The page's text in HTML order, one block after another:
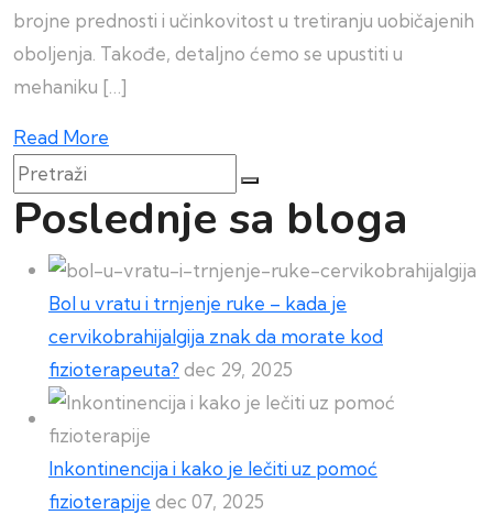
brojne prednosti i učinkovitost u tretiranju uobičajenih
oboljenja. Takođe, detaljno ćemo se upustiti u
mehaniku […]
Read More
Pretraži
Poslednje sa bloga
Bol u vratu i trnjenje ruke – kada je
cervikobrahijalgija znak da morate kod
fizioterapeuta? dec 29, 2025
Inkontinencija i kako je lečiti uz pomoć
fizioterapije dec 07, 2025